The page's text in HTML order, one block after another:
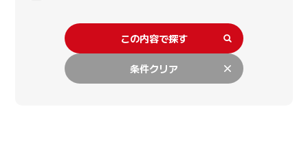
この内容で探す
条件クリア